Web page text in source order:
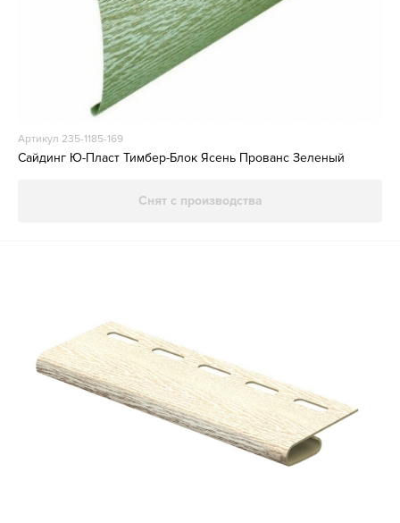
Артикул 235-1185-169
Сайдинг Ю-Пласт Тимбер-Блок Ясень Прованс Зеленый
Снят с производства